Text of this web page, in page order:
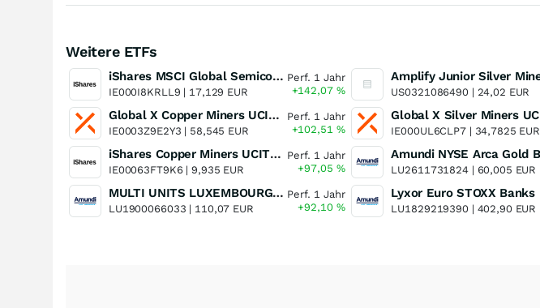
Weitere ETFs
iShares MSCI Global Semiconductors UCITS ETF USD (Acc)
IE000I8KRLL9 | 17,129 EUR
Perf. 1 Jahr
+142,07 %
Global X Copper Miners UCITS ETF USD Acc
IE0003Z9E2Y3 | 58,545 EUR
Perf. 1 Jahr
+102,51 %
iShares Copper Miners UCITS ETF
IE00063FT9K6 |9,935 EUR
Perf. 1 Jahr
+97,05 %
MULTI UNITS LUXEMBOURG - Lyxor MSCI Semiconductors ESG Filtered
LU1900066033 | 110,07 EUR
Perf. 1 Jahr
+92,10 %
US0321086490 | 24,02 EUR
IE000UL6CLP7 | 34,7825 EUR
LU2611731824 | 60,005 EUR
LU1829219390 | 402,90 EUR